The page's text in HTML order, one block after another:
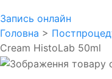
Запись онлайн
Головна >
Cream HistoLab 50ml